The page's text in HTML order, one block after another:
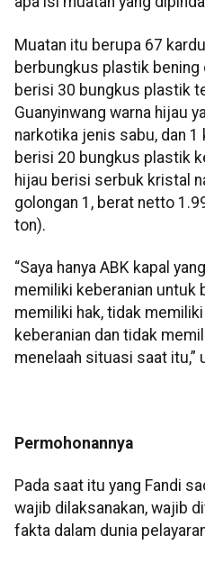
Muatan itu berupa 67
berbungkus plastik bening
berisi 30 bungkus plastik
Guanyinwang warna hijau
narkotika jenis sabu, dan
berisi 20 bungkus plastik
hijau berisi serbuk kristal
golongan 1, berat netto
ton).
“Saya hanya ABK kapal
memiliki keberanian untuk
memiliki hak, tidak
keberanian dan tidak
menelaah situasi saat itu,”
Permohonannya
Pada saat itu yang Fandi
wajib dilaksanakan, wajib
fakta dalam dunia